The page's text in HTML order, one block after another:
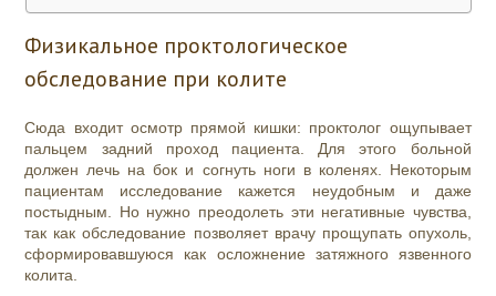
Физикальное проктологическое
обследование при колите
Сюда входит осмотр прямой кишки: проктолог ощупывает
пальцем задний проход пациента. Для этого больной
должен лечь на бок и согнуть ноги в коленях. Некоторым
пациентам исследование кажется неудобным и даже
постыдным. Но нужно преодолеть эти негативные чувства,
так как обследование позволяет врачу прощупать опухоль,
сформировавшуюся как осложнение затяжного язвенного
колита.